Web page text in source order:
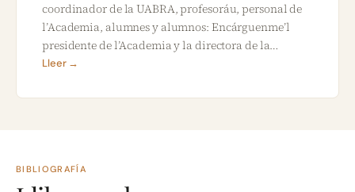
coordinador de la UABRA, profesoráu, personal de
l’Academia, alumnes y alumnos: Encárguenme’l
presidente de l’Academia y la directora de la…
Lleer →
BIBLIOGRAFÍA